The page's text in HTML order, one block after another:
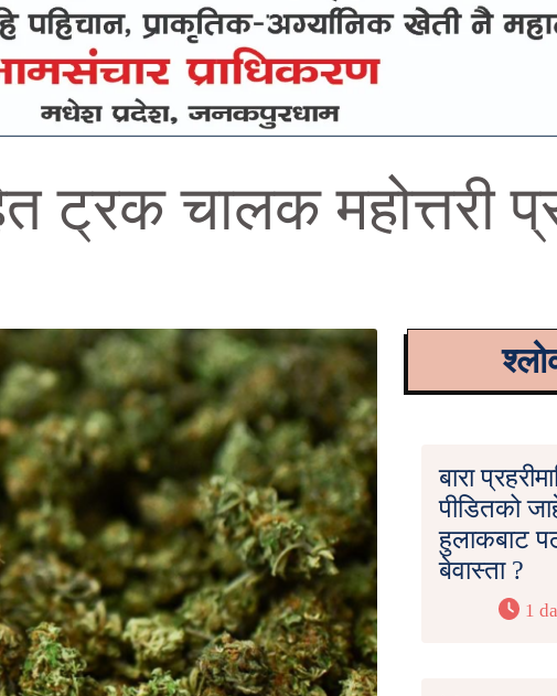
ट्रक चालक महोत्तरी
बारा
पीडितको
हुलाकबाट
बेवास्ता ?
1